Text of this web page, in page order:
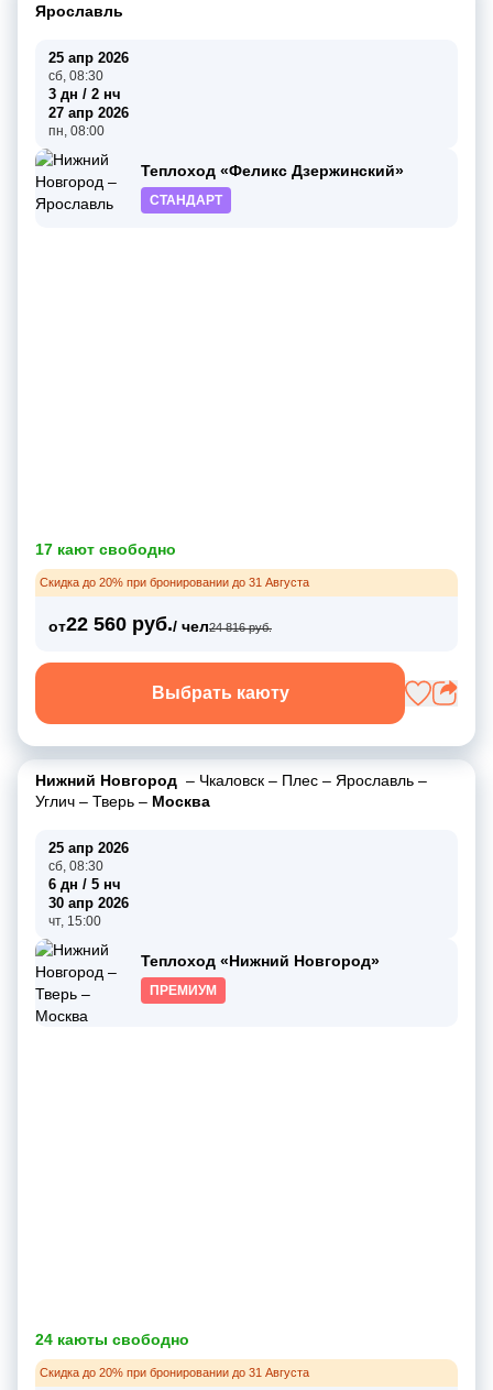
Ярославль
25 апр 2026
сб, 08:30
3 дн / 2 нч
27 апр 2026
пн, 08:00
Теплоход «Феликс Дзержинский»
СТАНДАРТ
17 кают свободно
Скидка до 20% при бронировании до 31 Августа
от22 560 руб./ чел24 816 руб.
Выбрать каюту
Нижний Новгород – Чкаловск – Плес – Ярославль –
Углич – Тверь – Москва
25 апр 2026
сб, 08:30
6 дн / 5 нч
30 апр 2026
чт, 15:00
Теплоход «Нижний Новгород»
ПРЕМИУМ
24 каюты свободно
Скидка до 20% при бронировании до 31 Августа